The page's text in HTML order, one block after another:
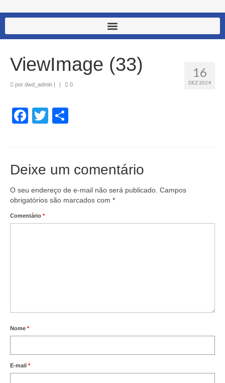
16
DEZ 2024
ViewImage (33)
por dwd_admin 0
Facebook
Twitter
Deixe um comentário
O seu endereço de e-mail não será publicado. Campos
obrigatórios são marcados com *
Comentário *
Nome *
E-mail *